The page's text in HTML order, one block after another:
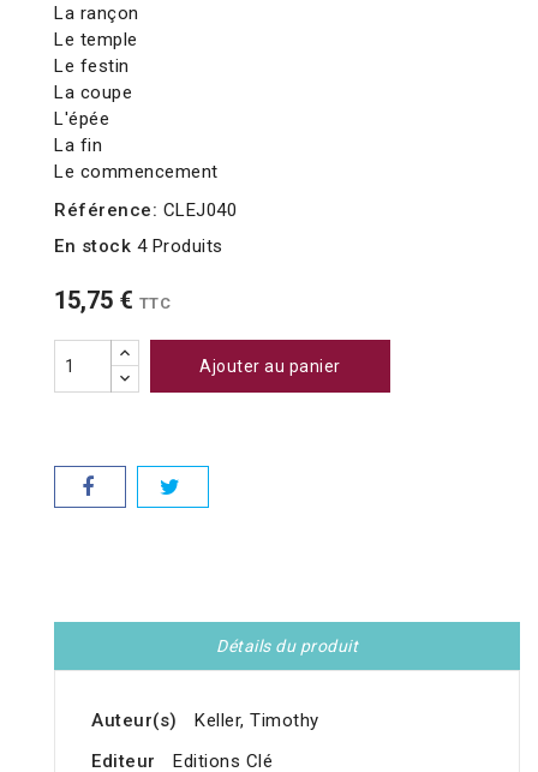
La rançon
Le temple
Le festin
La coupe
L'épée
La fin
Le commencement
Référence: CLEJ040
En stock 4 Produits
15,75 € TTC
Ajouter au panier
Détails du produit
Auteur(s)
Keller, Timothy
Editeur
Editions Clé